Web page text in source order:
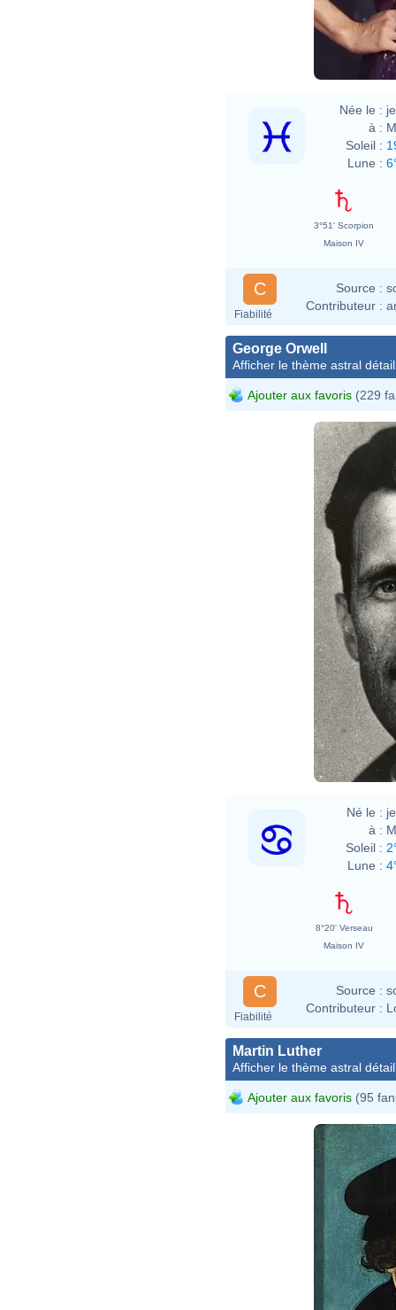
American
Née le :
à :
Soleil :
Lune :
3°51' Scorpion
Maison IV
C
Fiabilité
Source :
Contributeur :
George Orwell
Afficher le thème astral
Ajouter aux favoris (229
Né le :
à :
Soleil :
Lune :
8°20' Verseau
Maison IV
C
Fiabilité
Source :
Contributeur :
Martin Luther
Afficher le thème astral
Ajouter aux favoris (95